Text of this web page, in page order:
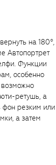
на 180°,
Автопортрет
Функции
особенно
ретушь, а
фон резким или
а затем